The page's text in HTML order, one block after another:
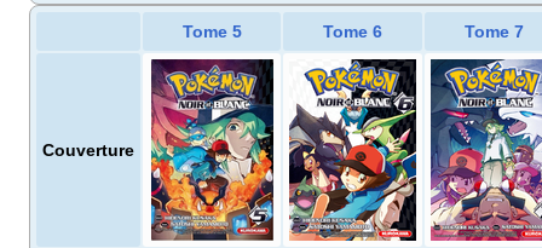
Tome 5 Tome 6 Tome 7
Couverture